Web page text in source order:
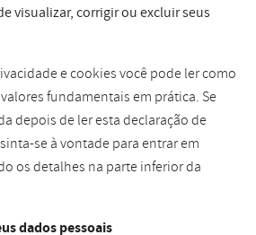
visualizar, corrigir ou excluir seus
e cookies você pode ler como
fundamentais em prática. Se
depois de ler esta declaração de
se à vontade para entrar em
os detalhes na parte inferior da
dados pessoais